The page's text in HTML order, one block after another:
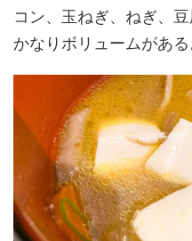
コン、玉ねぎ、ねぎ、
かなりボリュームがある